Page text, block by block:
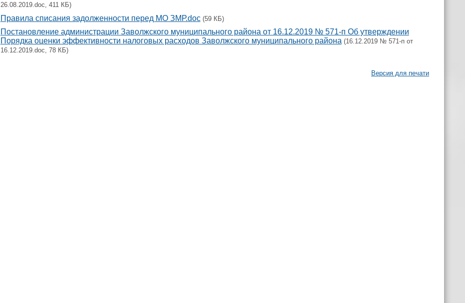
26.08.2019.doc, 411 КБ)
Правила списания задолженности перед МО ЗМР.doc (59 КБ)
Постановление администрации Заволжского муниципального района от 16.12.2019 № 571-п Об утверждении
Порядка оценки эффективности налоговых расходов Заволжского муниципального района (16.12.2019 № 571-п от
16.12.2019.doc, 78 КБ)
Версия для печати